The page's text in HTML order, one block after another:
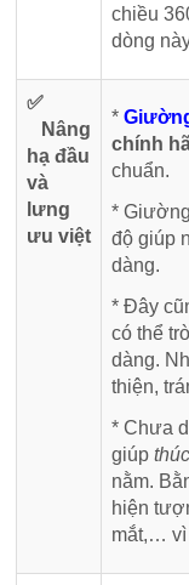
chiều
dòng
✅
Nâng
hạ đầu
và
lưng
ưu việt
*
chính
chuẩn.
*
độ giúp
dàng.
* Đây
có thể
dàng.
thiện,
* Chưa
giúp
nằm.
hiện
mắt,… vì